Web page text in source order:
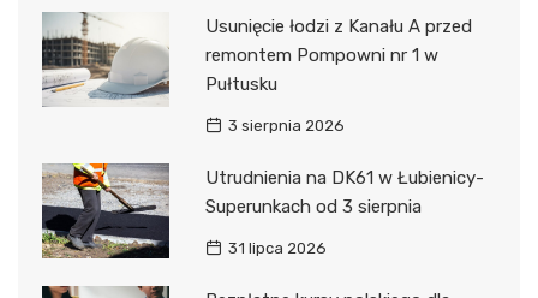
Usunięcie łodzi z Kanału A przed
remontem Pompowni nr 1 w
Pułtusku
3 sierpnia 2026
Utrudnienia na DK61 w Łubienicy-
Superunkach od 3 sierpnia
31 lipca 2026